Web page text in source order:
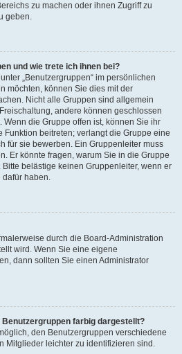
zu machen oder ihnen Zugriff zu
geben.
und wie trete ich ihnen bei?
„Benutzergruppen“ im persönlichen
möchten, können Sie dies mit der
Nicht alle Gruppen sind allgemein
andere können geschlossen
die Gruppe offen ist, können Sie ihr
beitreten; verlangt die Gruppe eine
für sie bewerben. Ein Gruppenleiter muss
Er könnte fragen, warum Sie in die Gruppe
belästige keinen Gruppenleiter, wenn er
dafür haben.
durch die Board-Administration
wird. Wenn Sie eine eigene
dann sollten Sie einen Administrator
farbig dargestellt?
den Benutzergruppen verschiedene
Mitglieder leichter zu identifizieren sind.